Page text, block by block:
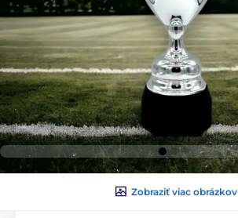
Zobraziť viac obrázkov